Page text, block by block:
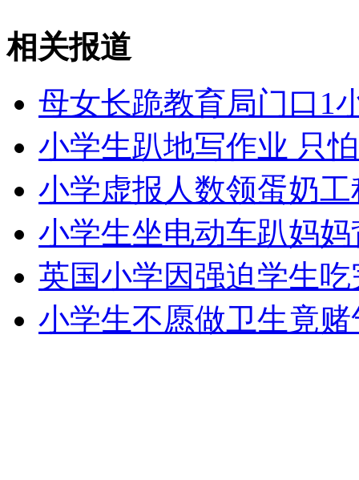
山西运城恶犬咬伤多人 警民合力深夜将其击毙
女孩北京地铁殴打老人 痛下狠手拳打脚踢
无痛分娩是否安全 医生回应
外交部：反对强权政治霸凌主义
相关报道
母女长跪教育局门口1
小学生趴地写作业 只
小学虚报人数领蛋奶
小学生坐电动车趴妈
英国小学因强迫学生
小学生不愿做卫生竟